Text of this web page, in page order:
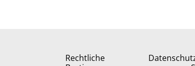
Rechtliche